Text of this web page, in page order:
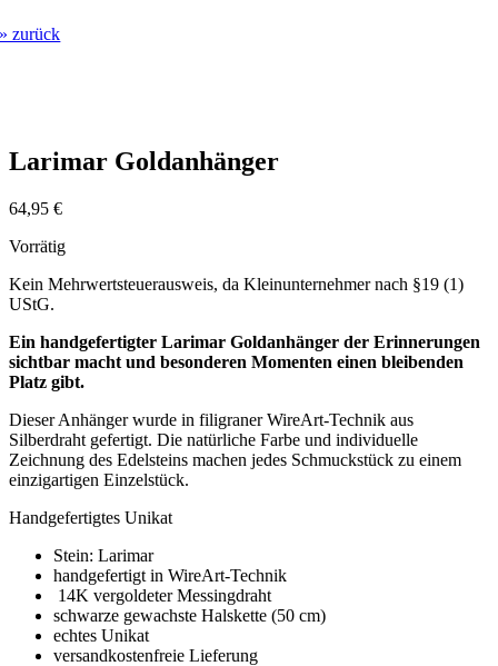
» zurück
Larimar Goldanhänger
64,95 €
Vorrätig
Kein Mehrwertsteuerausweis, da Kleinunternehmer nach §19 (1)
UStG.
Ein handgefertigter Larimar Goldanhänger der Erinnerungen
sichtbar macht und besonderen Momenten einen bleibenden
Platz gibt.
Dieser Anhänger wurde in filigraner WireArt-Technik aus
Silberdraht gefertigt. Die natürliche Farbe und individuelle
Zeichnung des Edelsteins machen jedes Schmuckstück zu einem
einzigartigen Einzelstück.
Handgefertigtes Unikat
Stein: Larimar
handgefertigt in WireArt-Technik
14K vergoldeter Messingdraht
schwarze gewachste Halskette (50 cm)
echtes Unikat
versandkostenfreie Lieferung